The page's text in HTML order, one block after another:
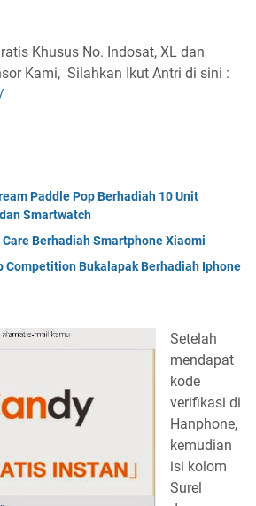
Khusus No. Indosat, XL dan
Kami, Silahkan Ikut Antri di sini :
Paddle Pop Berhadiah 10 Unit
Smartwatch
Berhadiah Smartphone Xiaomi
Competition Bukalapak Berhadiah Iphone
Setelah
mendapat
kode
verifikasi di
Hanphone,
kemudian
isi kolom
Surel